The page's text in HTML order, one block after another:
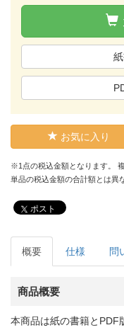
お気に入り
※1点の税込金額となります。
単品の税込金額の合計額とは異
ポスト
概要 仕様 問
商品概要
本商品は紙の書籍とPDF